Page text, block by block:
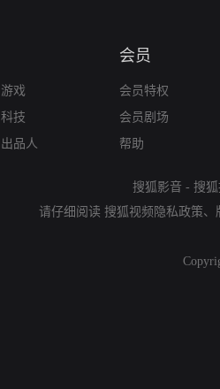
游戏
科技
出品人
会员
会员特权
会员剧场
帮助
搜狐影音 - 搜
请仔细阅读 搜狐视频隐私政策、